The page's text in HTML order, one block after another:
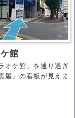
館
オケ館」を通り過ぎ
屋」の看板が見えま